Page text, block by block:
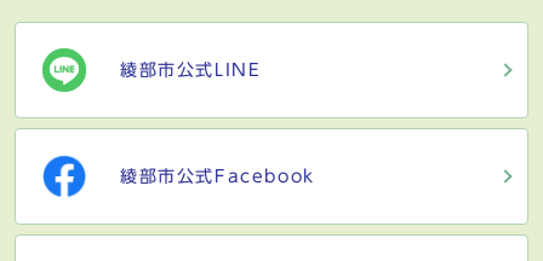
綾部市公式LINE
綾部市公式Facebook